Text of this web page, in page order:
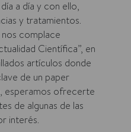
a día y con ello,
y tratamientos.
complace
Científica”, en
artículos donde
de un paper
esperamos ofrecerte
de algunas de las
interés.